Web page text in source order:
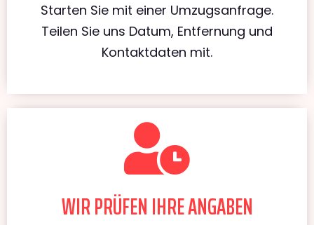
Starten Sie mit einer Umzugsanfrage.
Teilen Sie uns Datum, Entfernung und
Kontaktdaten mit.
WIR PRÜFEN IHRE ANGABEN